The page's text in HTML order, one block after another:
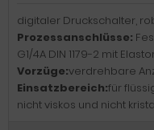
digitaler Druckschalter,
Prozessanschlüsse:
G1/4A DIN 1179-2 mit
Vorzüge:verdrehbare
Einsatzbereich:für
nicht viskos und nicht